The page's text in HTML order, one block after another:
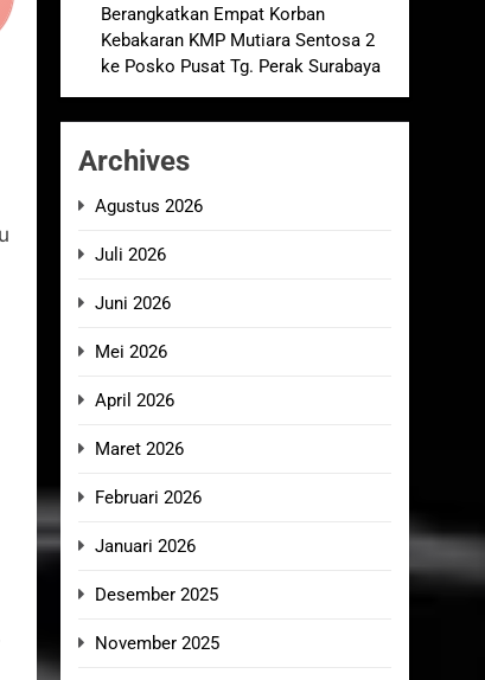
Berangkatkan Empat Korban
Kebakaran KMP Mutiara Sentosa 2
ke Posko Pusat Tg. Perak Surabaya
Archives
Agustus 2026
Juli 2026
Juni 2026
Mei 2026
April 2026
Maret 2026
Februari 2026
Januari 2026
Desember 2025
November 2025